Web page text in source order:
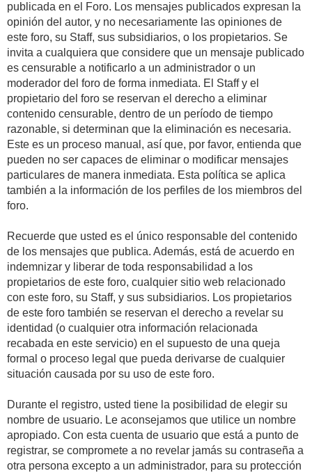
publicada en el Foro. Los mensajes publicados expresan la
opinión del autor, y no necesariamente las opiniones de
este foro, su Staff, sus subsidiarios, o los propietarios. Se
invita a cualquiera que considere que un mensaje publicado
es censurable a notificarlo a un administrador o un
moderador del foro de forma inmediata. El Staff y el
propietario del foro se reservan el derecho a eliminar
contenido censurable, dentro de un período de tiempo
razonable, si determinan que la eliminación es necesaria.
Este es un proceso manual, así que, por favor, entienda que
pueden no ser capaces de eliminar o modificar mensajes
particulares de manera inmediata. Esta política se aplica
también a la información de los perfiles de los miembros del
foro.
Recuerde que usted es el único responsable del contenido
de los mensajes que publica. Además, está de acuerdo en
indemnizar y liberar de toda responsabilidad a los
propietarios de este foro, cualquier sitio web relacionado
con este foro, su Staff, y sus subsidiarios. Los propietarios
de este foro también se reservan el derecho a revelar su
identidad (o cualquier otra información relacionada
recabada en este servicio) en el supuesto de una queja
formal o proceso legal que pueda derivarse de cualquier
situación causada por su uso de este foro.
Durante el registro, usted tiene la posibilidad de elegir su
nombre de usuario. Le aconsejamos que utilice un nombre
apropiado. Con esta cuenta de usuario que está a punto de
registrar, se compromete a no revelar jamás su contraseña a
otra persona excepto a un administrador, para su protección